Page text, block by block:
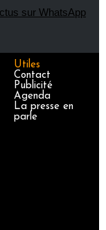
Utiles
Contact
Publicité
Agenda
La presse en
parle